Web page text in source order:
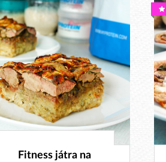
31. 8. 2017
Fitness játra na